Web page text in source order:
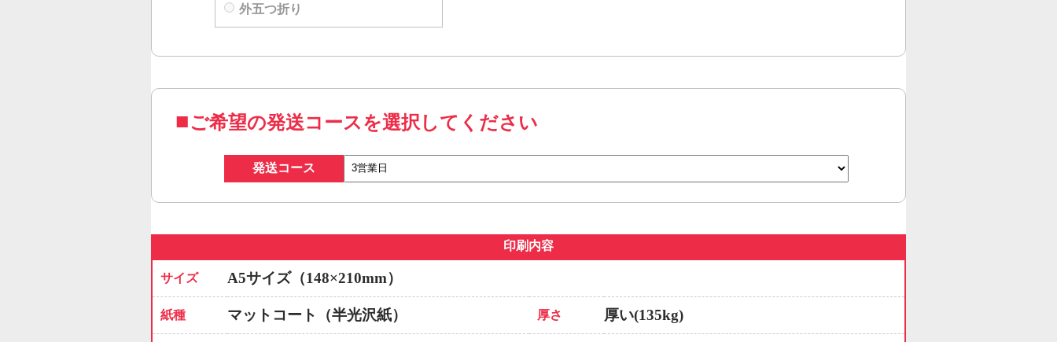
外五つ折り
ご希望の発送コースを選択してください
発送コース
印刷内容
サイズ A5サイズ（148×210mm）
紙種 マットコート（半光沢紙） 厚さ 厚い(135kg)